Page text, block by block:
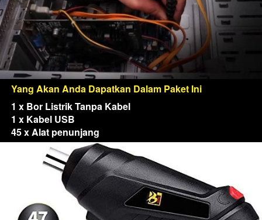
Yang Akan Anda Dapatkan Dalam Paket Ini
1 x Bor Listrik Tanpa Kabel
1 x Kabel USB
45 x Alat penunjang